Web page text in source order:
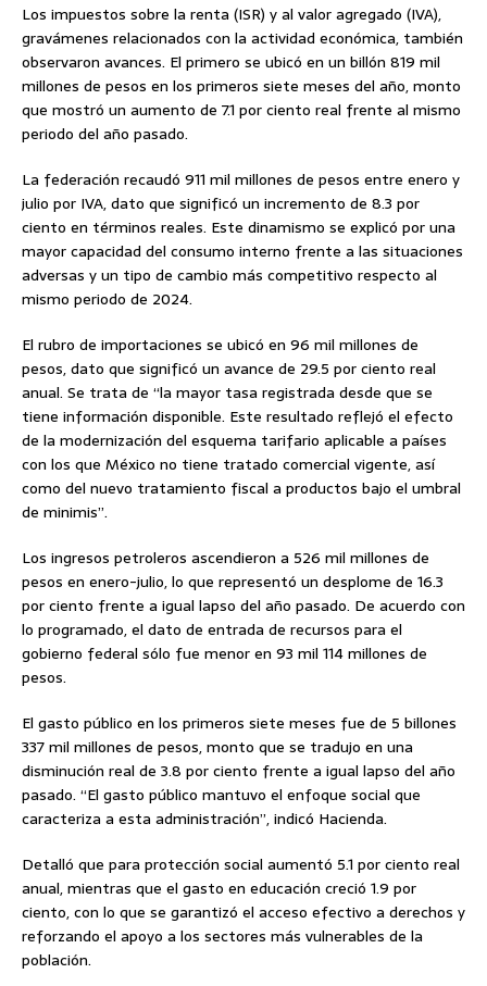
Los impuestos sobre la renta (ISR) y al valor agregado (IVA),
gravámenes relacionados con la actividad económica, también
observaron avances. El primero se ubicó en un billón 819 mil
millones de pesos en los primeros siete meses del año, monto
que mostró un aumento de 7.1 por ciento real frente al mismo
periodo del año pasado.
La federación recaudó 911 mil millones de pesos entre enero y
julio por IVA, dato que significó un incremento de 8.3 por
ciento en términos reales. Este dinamismo se explicó por una
mayor capacidad del consumo interno frente a las situaciones
adversas y un tipo de cambio más competitivo respecto al
mismo periodo de 2024.
El rubro de importaciones se ubicó en 96 mil millones de
pesos, dato que significó un avance de 29.5 por ciento real
anual. Se trata de “la mayor tasa registrada desde que se
tiene información disponible. Este resultado reflejó el efecto
de la modernización del esquema tarifario aplicable a países
con los que México no tiene tratado comercial vigente, así
como del nuevo tratamiento fiscal a productos bajo el umbral
de minimis”.
Los ingresos petroleros ascendieron a 526 mil millones de
pesos en enero-julio, lo que representó un desplome de 16.3
por ciento frente a igual lapso del año pasado. De acuerdo con
lo programado, el dato de entrada de recursos para el
gobierno federal sólo fue menor en 93 mil 114 millones de
pesos.
El gasto público en los primeros siete meses fue de 5 billones
337 mil millones de pesos, monto que se tradujo en una
disminución real de 3.8 por ciento frente a igual lapso del año
pasado. “El gasto público mantuvo el enfoque social que
caracteriza a esta administración”, indicó Hacienda.
Detalló que para protección social aumentó 5.1 por ciento real
anual, mientras que el gasto en educación creció 1.9 por
ciento, con lo que se garantizó el acceso efectivo a derechos y
reforzando el apoyo a los sectores más vulnerables de la
población.